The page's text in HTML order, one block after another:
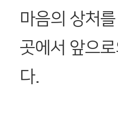
마음의 상처
곳에서 앞으
다.